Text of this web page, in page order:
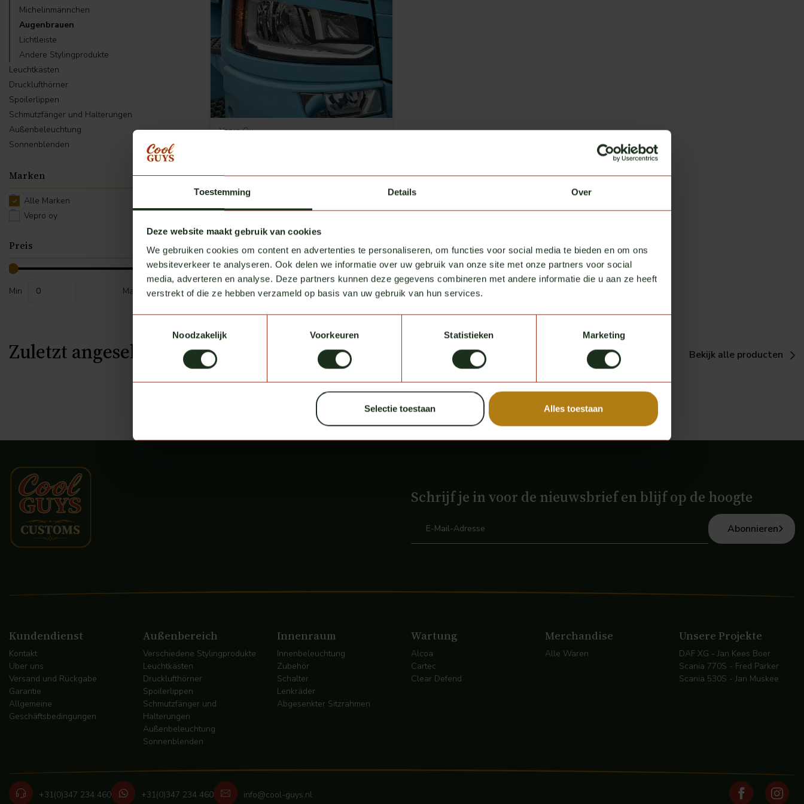
Toestemming Details Over
Deze website maakt gebruik van cookies
We gebruiken cookies om content en advertenties te personaliseren, om functies voor social media te bieden en om ons
websiteverkeer te analyseren. Ook delen we informatie over uw gebruik van onze site met onze partners voor social
media, adverteren en analyse. Deze partners kunnen deze gegevens combineren met andere informatie die u aan ze heeft
verstrekt of die ze hebben verzameld op basis van uw gebruik van hun services.
Noodzakelijk
Voorkeuren Statistieken Marketing
Selectie toestaan Alles toestaan
Michelinmännchen
Augenbrauen
Lichtleiste
Andere Stylingprodukte
Leuchtkästen
Drucklufthörner
Spoilerlippen
Schmutzfänger und Halterungen
Außenbeleuchtung
Sonnenblenden
Marken
Alle Marken
Vepro oy
Preis
Min Max
Vepro Oy
€ 65,00
Zuletzt angesehen Bekijk alle producten
Schrijf je in voor de nieuwsbrief en blijf op de hoogte
Abonnieren
Kundendienst
Kontakt
Über uns
Versand und Rückgabe
Garantie
Allgemeine
Geschäftsbedingungen
Außenbereich
Verschiedene Stylingprodukte
Leuchtkästen
Drucklufthörner
Spoilerlippen
Schmutzfänger und
Halterungen
Außenbeleuchtung
Sonnenblenden
Innenraum
Innenbeleuchtung
Zubehör
Schalter
Lenkräder
Abgesenkter Sitzrahmen
Wartung
Alcoa
Cartec
Clear Defend
Merchandise
Alle Waren
Unsere Projekte
DAF XG - Jan Kees Boer
Scania 770S - Fred Parker
Scania 530S - Jan Muskee
+31(0)347 234 460 +31(0)347 234 460 info@cool-guys.nl